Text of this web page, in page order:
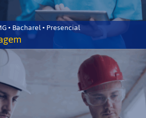
• Bacharel • Presencial